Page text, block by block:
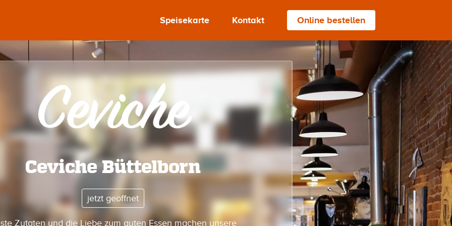
Speisekarte Kontakt Online bestellen
Ceviche Büttelborn
jetzt geöffnet
Zutaten und die Liebe zum guten Essen machen unsere